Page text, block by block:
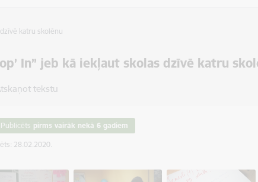
katru skolēnu
In” jeb kā iekļaut skolas dzīvē katru
tekstu
Publicēts pirms vairāk nekā 6 gadiem
28.02.2020.